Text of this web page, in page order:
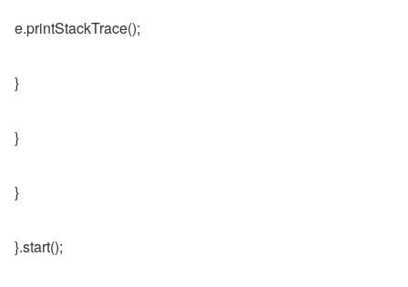
e.printStackTrace();
}
}
}
}.start();